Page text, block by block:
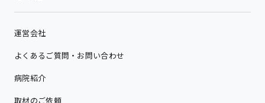
運営会社
よくあるご質問・お問い合わせ
病院紹介
取材のご依頼